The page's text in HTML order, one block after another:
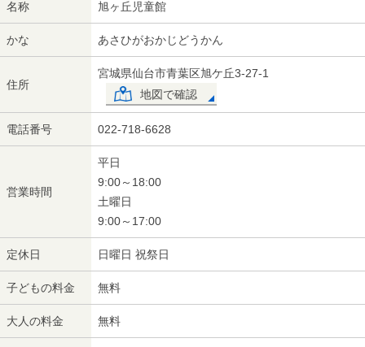
名称 旭ヶ丘児童館
かな あさひがおかじどうかん
住所
宮城県仙台市青葉区旭ケ丘3-27-1
地図で確認
電話番号 022-718-6628
営業時間
平日
9:00～18:00
土曜日
9:00～17:00
定休日 日曜日 祝祭日
子どもの料金 無料
大人の料金 無料